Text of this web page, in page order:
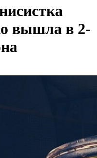
вышла в 2-